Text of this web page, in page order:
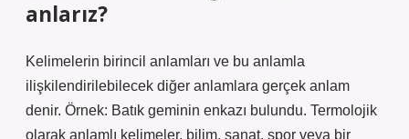
anlarız?
Kelimelerin birincil anlamları ve bu anlamla
ilişkilendirilebilecek diğer anlamlara gerçek anlam
denir. Örnek: Batık geminin enkazı bulundu. Termolojik
olarak anlamlı kelimeler, bilim, sanat, spor veya bir